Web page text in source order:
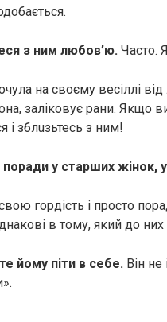
з ним любов’ю. Часто.
на своєму весіллі
заліковує рани. Якщо
і зблuзьтесь з ним!
у старших жінок,
гордість і просто
в тому, який до них
йому піти в себе. Він не